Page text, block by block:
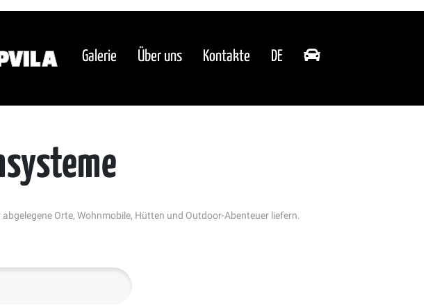
Galerie Über uns Kontakte DE
Orte, Wohnmobile, Hütten und Outdoor-Abenteuer liefern.